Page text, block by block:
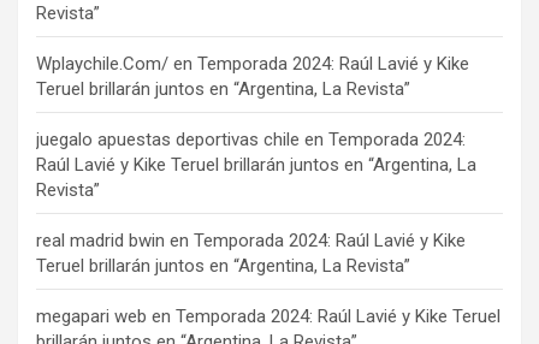
Revista”
Wplaychile.Com/ en Temporada 2024: Raúl Lavié y Kike
Teruel brillarán juntos en “Argentina, La Revista”
juegalo apuestas deportivas chile en Temporada 2024:
Raúl Lavié y Kike Teruel brillarán juntos en “Argentina, La
Revista”
real madrid bwin en Temporada 2024: Raúl Lavié y Kike
Teruel brillarán juntos en “Argentina, La Revista”
megapari web en Temporada 2024: Raúl Lavié y Kike Teruel